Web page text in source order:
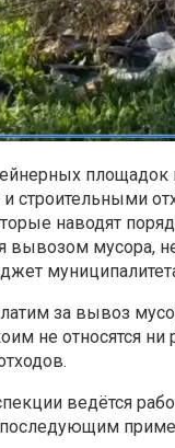
строительными
наводят
вывозом мусора,
за вывоз
не относятся
ведётся